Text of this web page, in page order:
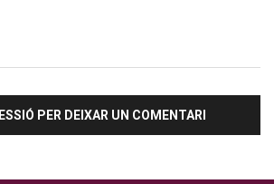
PER DEIXAR UN COMENTARI